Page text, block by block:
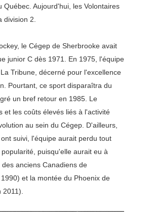
Québec. Aujourd'hui, les Volontaires
division 2.
le Cégep de Sherbrooke avait
junior C dès 1971. En 1975, l'équipe
Tribune, décerné pour l'excellence
Pourtant, ce sport disparaîtra du
un bref retour en 1985. Le
et les coûts élevés liés à l'activité
au sein du Cégep. D'ailleurs,
suivi, l'équipe aurait perdu tout
puisqu'elle aurait eu à
anciens Canadiens de
et la montée du Phoenix de